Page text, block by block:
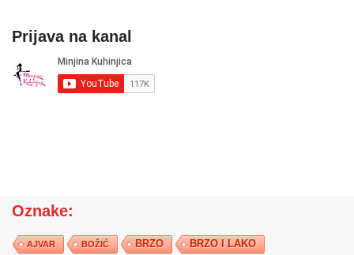
Prijava na kanal
Oznake:
AJVAR BOŽIĆ BRZO BRZO I LAKO